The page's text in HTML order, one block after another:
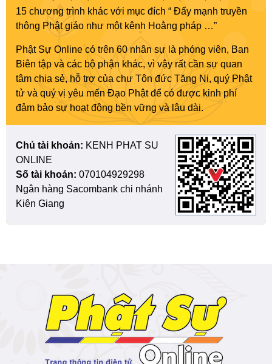
15 chương trình khác với mục đích “ Đẩy mạnh truyền
thông Phật giáo như một kênh Hoằng pháp …”
Phật Sự Online có trên 60 nhân sự là phóng viên, Ban
Biên tập và các bộ phận khác, vì vậy rất cần sự quan
tâm chia sẻ, hỗ trợ của chư Tôn đức Tăng Ni, quý Phật
tử và quý vị yêu mến Đạo Phật để có được kinh phí
đảm bảo sự hoạt động bền vững và lâu dài.
Chủ tài khoản: KENH PHAT SU
ONLINE
Số tài khoản: 070104929298
Ngân hàng Sacombank chi nhánh
Kiên Giang